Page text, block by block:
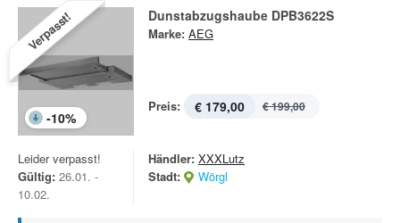
Verpasst!
-10%
Dunstabzugshaube DPB3622S
Marke: AEG
Preis: € 179,00 € 199,00
Leider verpasst!
Gültig: 26.01. -
10.02.
Händler: XXXLutz
Stadt:
Wörgl